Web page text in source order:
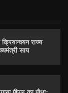
राज्य
साय